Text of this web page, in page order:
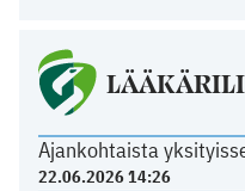
Ajankohtaista
22.06.2026 14:26